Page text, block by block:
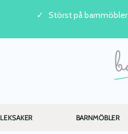
Störst på barnmöbler
LEKSAKER BARNMÖBLER